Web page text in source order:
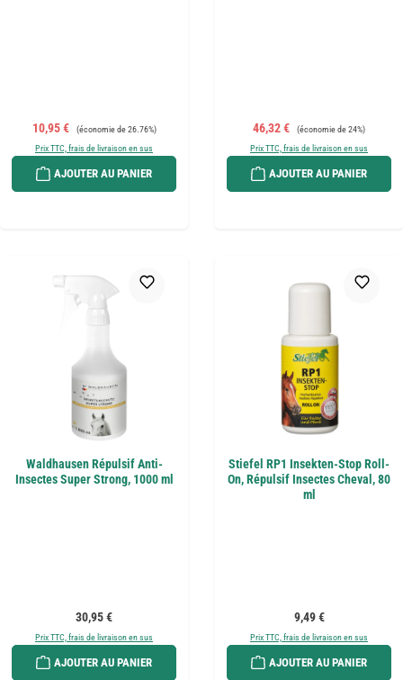
Prix de vente :
10,95 € Prix régulier :
(économie de 26.76%)
Prix TTC, frais de livraison en sus
AJOUTER AU PANIER
Prix de vente :
46,32 € Prix régulier :
(économie de 24%)
Prix TTC, frais de livraison en sus
AJOUTER AU PANIER
Waldhausen Répulsif Anti-
Insectes Super Strong, 1000 ml
Prix régulier :
30,95 €
Prix TTC, frais de livraison en sus
AJOUTER AU PANIER
Stiefel RP1 Insekten-Stop Roll-
On, Répulsif Insectes Cheval, 80
ml
Prix régulier :
9,49 €
Prix TTC, frais de livraison en sus
AJOUTER AU PANIER